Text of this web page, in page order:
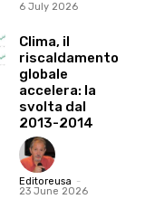
6 July 2026
Clima, il
riscaldamento
globale
accelera: la
svolta dal
2013-2014
Editoreusa -
23 June 2026